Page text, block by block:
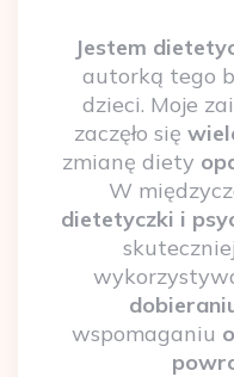
Jestem
autorką tego
dzieci. Moje
zaczęło się
zmianę diety
W
dietetyczki i
wspomaganiu